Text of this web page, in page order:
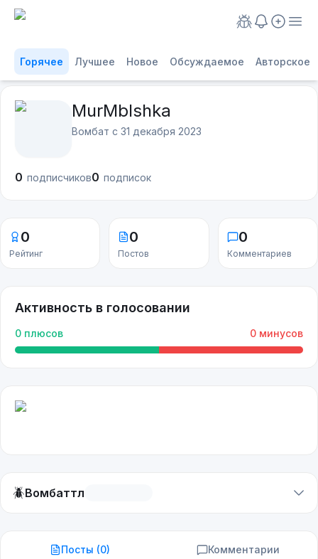
Горячее Лучшее Новое Обсуждаемое Авторское
MurMblshka
Вомбат с 31 декабря 2023
0 подписчиков0 подписок
0
Рейтинг
0
Постов
0
Комментариев
Активность в голосовании
0 плюсов 0 минусов
🪲Вомбаттл
Посты (0) Комментарии